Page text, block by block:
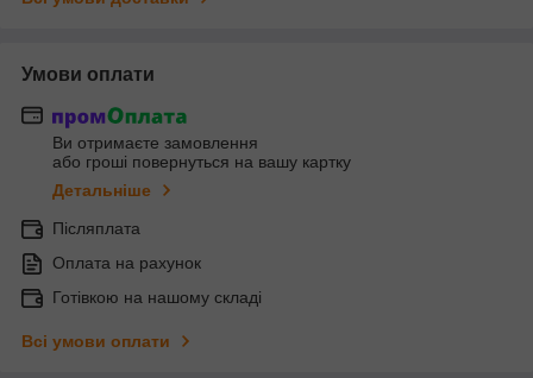
Умови оплати
Ви отримаєте замовлення
або гроші повернуться на вашу картку
Детальніше
Післяплата
Оплата на рахунок
Готівкою на нашому складі
Всі умови оплати